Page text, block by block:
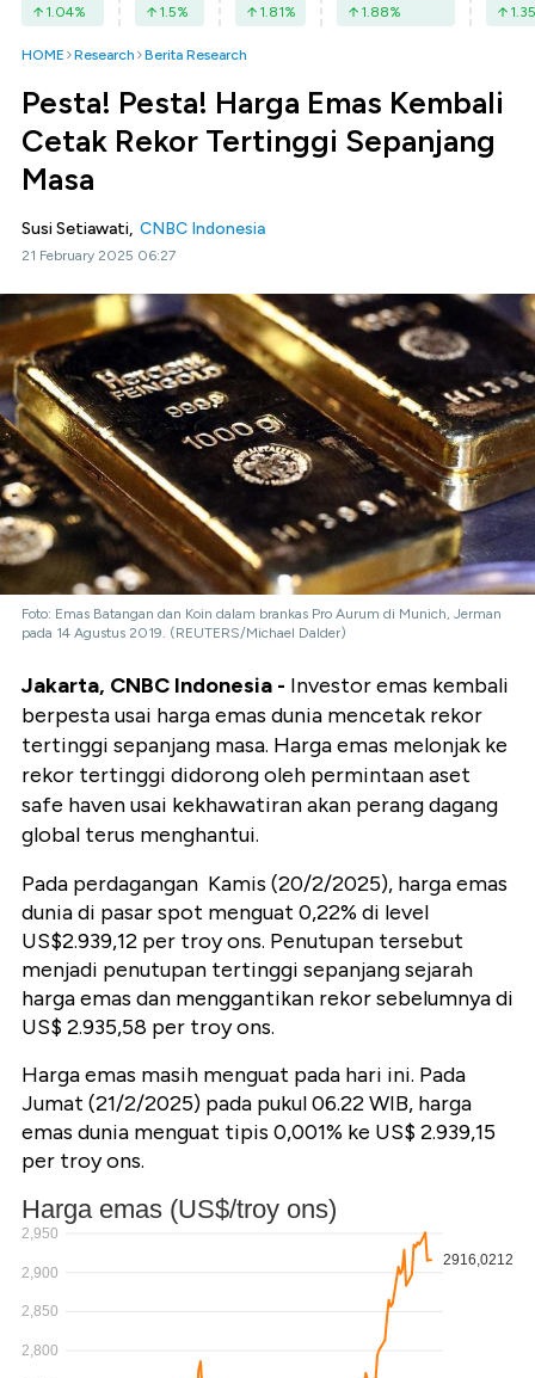
1.04% 1.5% 1.81% 1.88% 1.35
HOME Research Berita Research
Pesta! Pesta! Harga Emas Kembali
Cetak Rekor Tertinggi Sepanjang
Masa
Susi Setiawati, CNBC Indonesia
21 February 2025 06:27
Foto: Emas Batangan dan Koin dalam brankas Pro Aurum di Munich, Jerman
pada 14 Agustus 2019. (REUTERS/Michael Dalder)
Jakarta, CNBC Indonesia - Investor emas kembali
berpesta usai harga emas dunia mencetak rekor
tertinggi sepanjang masa. Harga emas melonjak ke
rekor tertinggi didorong oleh permintaan aset
safe haven usai kekhawatiran akan perang dagang
global terus menghantui.
Pada perdagangan Kamis (20/2/2025), harga emas
dunia di pasar spot menguat 0,22% di level
US$2.939,12 per troy ons. Penutupan tersebut
menjadi penutupan tertinggi sepanjang sejarah
harga emas dan menggantikan rekor sebelumnya di
US$ 2.935,58 per troy ons.
Harga emas masih menguat pada hari ini. Pada
Jumat (21/2/2025) pada pukul 06.22 WIB, harga
emas dunia menguat tipis 0,001% ke US$ 2.939,15
per troy ons.